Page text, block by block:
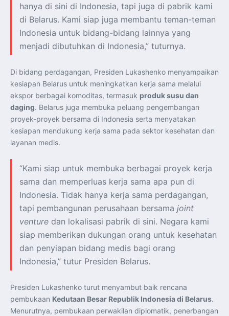
hanya di sini di Indonesia, tapi juga di pabrik kami
di Belarus. Kami siap juga membantu teman-teman
Indonesia untuk bidang-bidang lainnya yang
menjadi dibutuhkan di Indonesia,” tuturnya.
Di bidang perdagangan, Presiden Lukashenko menyampaikan
kesiapan Belarus untuk meningkatkan kerja sama melalui
ekspor berbagai komoditas, termasuk produk susu dan
daging. Belarus juga membuka peluang pengembangan
proyek-proyek bersama di Indonesia serta menyatakan
kesiapan mendukung kerja sama pada sektor kesehatan dan
layanan medis.
“Kami siap untuk membuka berbagai proyek kerja
sama dan memperluas kerja sama apa pun di
Indonesia. Tidak hanya kerja sama perdagangan,
tapi pembangunan perusahaan bersama joint
venturedan lokalisasi pabrik di sini. Negara kami
siap memberikan dukungan orang untuk kesehatan
dan penyiapan bidang medis bagi orang
Indonesia,” tutur Presiden Belarus.
Presiden Lukashenko turut menyambut baik rencana
pembukaan Kedutaan Besar Republik Indonesia di Belarus.
Menurutnya, pembukaan perwakilan diplomatik, penerbangan